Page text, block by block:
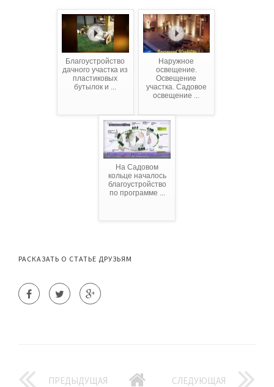
Благоустройство
дачного участка из
пластиковых
бутылок и ...
Наружное
освещение.
Освещение
участка. Садовое
освещение ...
На Садовом
кольце началось
благоустройство
по программе ...
РАСКАЗАТЬ О СТАТЬЕ ДРУЗЬЯМ
ПРЕДЫДУЩАЯ
СЛЕДУЮЩАЯ